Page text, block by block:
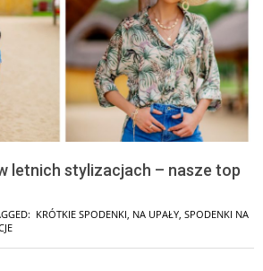
letnich stylizacjach – nasze top
KRÓTKIE SPODENKI NA UPAŁY SPODENKI NA